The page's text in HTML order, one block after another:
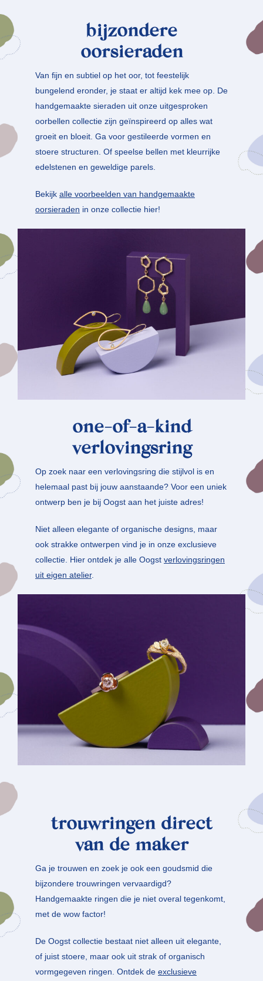
bijzondere
oorsieraden
Van fijn en subtiel op het oor, tot feestelijk
bungelend eronder, je staat er altijd kek mee op. De
handgemaakte sieraden uit onze uitgesproken
oorbellen collectie zijn geïnspireerd op alles wat
groeit en bloeit. Ga voor gestileerde vormen en
stoere structuren. Of speelse bellen met kleurrijke
edelstenen en geweldige parels.
Bekijk alle voorbeelden van handgemaakte
oorsieraden in onze collectie hier!
one-of-a-kind
verlovingsring
Op zoek naar een verlovingsring die stijlvol is en
helemaal past bij jouw aanstaande? Voor een uniek
ontwerp ben je bij Oogst aan het juiste adres!
Niet alleen elegante of organische designs, maar
ook strakke ontwerpen vind je in onze exclusieve
collectie. Hier ontdek je alle Oogst verlovingsringen
uit eigen atelier.
trouwringen direct
van de maker
Ga je trouwen en zoek je ook een goudsmid die
bijzondere trouwringen vervaardigd?
Handgemaakte ringen die je niet overal tegenkomt,
met de wow factor!
De Oogst collectie bestaat niet alleen uit elegante,
of juist stoere, maar ook uit strak of organisch
vormgegeven ringen. Ontdek de exclusieve